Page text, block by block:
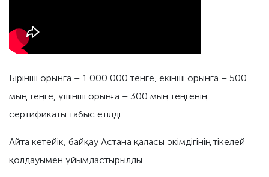
Бірінші орынға – 1 000 000 теңге, екінші орынға – 500
мың теңге, үшінші орынға – 300 мың теңгенің
сертификаты табыс етілді.
Айта кетейік, байқау Астана қаласы әкімдігінің тікелей
қолдауымен ұйымдастырылды.